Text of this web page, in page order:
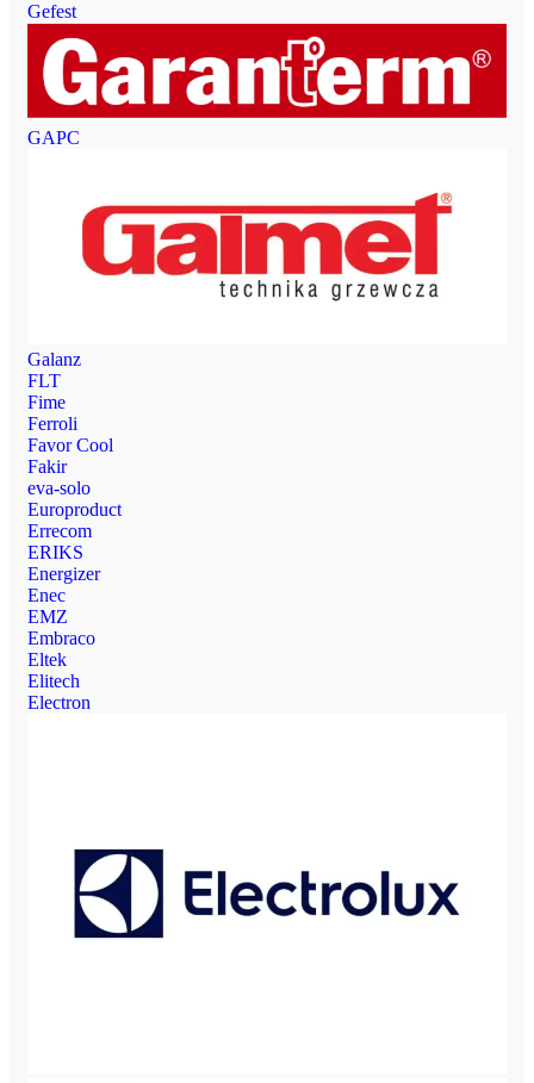
Gefest
GAPC
Galanz
FLT
Fime
Ferroli
Favor Cool
Fakir
eva-solo
Europroduct
Errecom
ERIKS
Energizer
Enec
EMZ
Embraco
Eltek
Elitech
Electron